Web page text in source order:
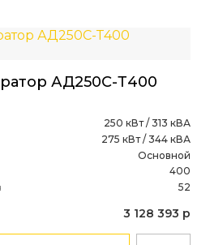
АД250С-Т400
250 кВт / 313 кВА
275 кВт / 344 кВА
Основной
400
52
3 128 393 р